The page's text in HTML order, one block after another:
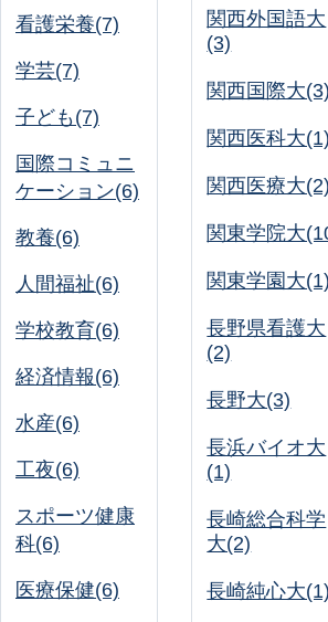
看護栄養(7)
学芸(7)
子ども(7)
国際コミュニ
ケーション(6)
教養(6)
人間福祉(6)
学校教育(6)
経済情報(6)
水産(6)
工夜(6)
スポーツ健康
科(6)
医療保健(6)
関西外国語大
(3)
関西国際大(3)
関西医科大(1)
関西医療大(2)
関東学院大
関東学園大(1)
長野県看護大
(2)
長野大(3)
長浜バイオ大
(1)
長崎総合科学
大(2)
長崎純心大(1)